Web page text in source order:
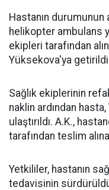
Hastanın
helikopter ambulans
ekipleri tarafından
Yüksekova'ya
Sağlık ekiplerinin
naklin ardından
ulaştırıldı. A.K.,
tarafından teslim
Yetkililer, hastanın
tedavisinin